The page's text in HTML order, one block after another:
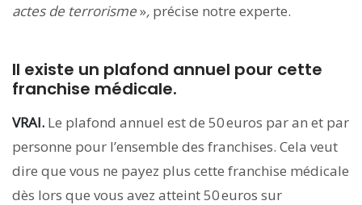
actes de terrorisme», précise notre experte.
Il existe un plafond annuel pour cette
franchise médicale.
VRAI. Le plafond annuel est de 50 euros par an et par
personne pour l’ensemble des franchises. Cela veut
dire que vous ne payez plus cette franchise médicale
dès lors que vous avez atteint 50 euros sur